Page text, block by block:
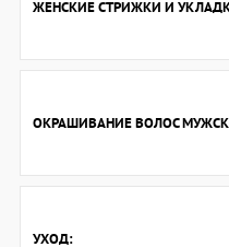
ЖЕНСКИЕ СТРИЖКИ И
ОКРАШИВАНИЕ ВОЛОС
УХОД: